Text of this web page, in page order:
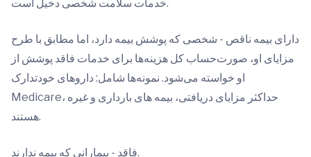
خدمات سلامت شخصی دخیل است.
دارای بیمه ناقص - شخصی که پوشش بیمه دارد، اما مطابق با طرح
مزایای او، صورت‌حساب کل هزینه‌ها برای خدمات فاقد پوشش از
او خواسته می‌شود. نمونه‌ها شامل: داروهای خودتدارک
Medicare، حداکثر مزایای دریافتی، بیمه های بارداری و غیره
هستند.
فاقد - بیمارانی که بیمه ندارند.